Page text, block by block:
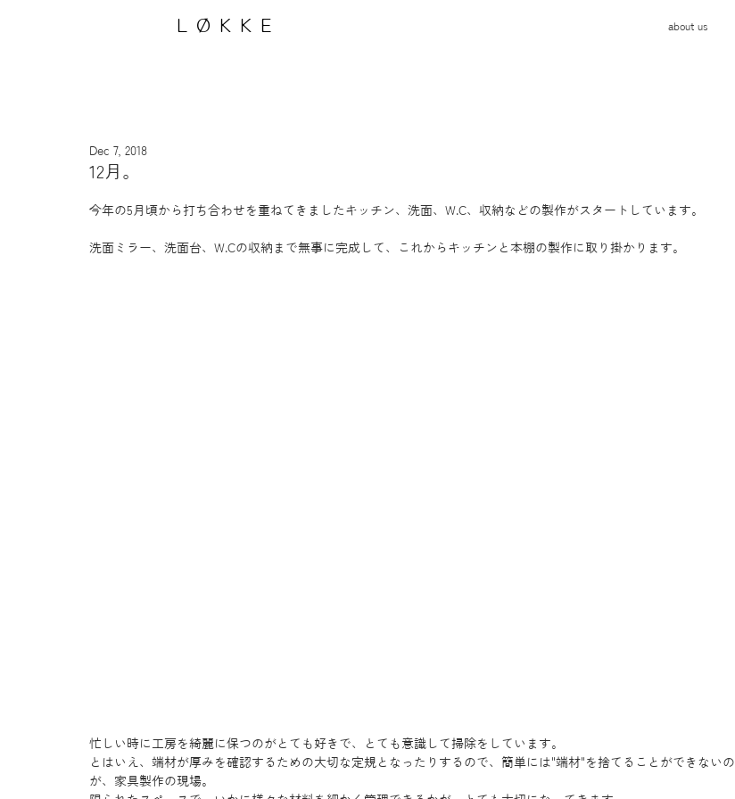
LØKKE about us
12月。
Dec 7, 2018
今年の5月頃から打ち合わせを重ねてきましたキッチン、洗面、W.C、収納などの製作がスタートしています。
洗面ミラー、洗面台、W.Cの収納まで無事に完成して、これからキッチンと本棚の製作に取り掛かります。
忙しい時に工房を綺麗に保つのがとても好きで、とても意識して掃除をしています。
とはいえ、端材が厚みを確認するための大切な定規となったりするので、簡単には"端材"を捨てることができないの
が、家具製作の現場。